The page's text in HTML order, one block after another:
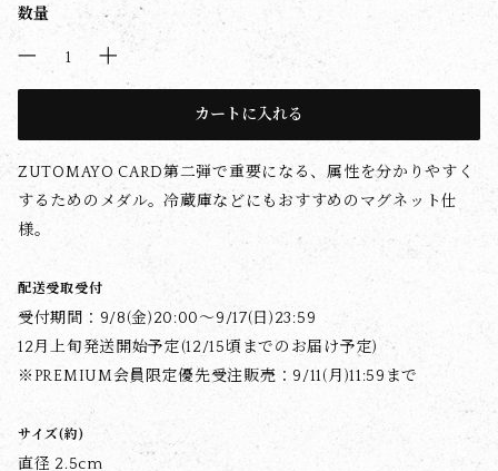
数量
カートに入れる
ZUTOMAYO CARD第二弾で重要になる、属性を分かりやすく
するためのメダル。冷蔵庫などにもおすすめのマグネット仕
様。
配送受取受付
受付期間：9/8(金)20:00〜9/17(日)23:59
12月上旬発送開始予定(12/15頃までのお届け予定)
※PREMIUM会員限定優先受注販売：9/11(月)11:59まで
サイズ(約)
直径 2.5cm